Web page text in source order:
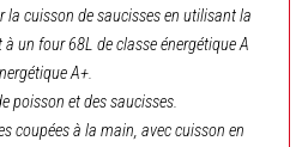
la cuisson de saucisses en utilisant la
un four 68L de classe énergétique A
A+.
poisson et des saucisses.
coupées à la main, avec cuisson en